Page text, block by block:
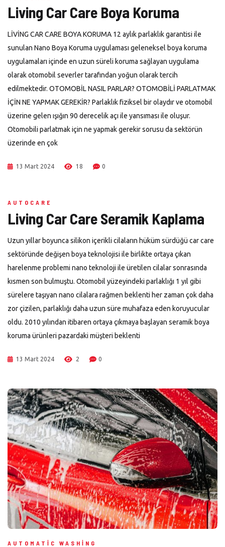
Living Car Care Boya Koruma
LİVİNG CAR CARE BOYA KORUMA 12 aylık parlaklık garantisi ile
sunulan Nano Boya Koruma uygulaması geleneksel boya koruma
uygulamaları içinde en uzun süreli koruma sağlayan uygulama
olarak otomobil severler tarafından yoğun olarak tercih
edilmektedir. OTOMOBİL NASIL PARLAR? OTOMOBİLİ PARLATMAK
İÇİN NE YAPMAK GEREKİR? Parlaklık fiziksel bir olaydır ve otomobil
üzerine gelen ışığın 90 derecelik açı ile yansıması ile oluşur.
Otomobili parlatmak için ne yapmak gerekir sorusu da sektörün
üzerinde en çok
13 Mart 2024 18 0
AUTOCARE
Living Car Care Seramik Kaplama
Uzun yıllar boyunca silikon içerikli cilaların hüküm sürdüğü car care
sektöründe değişen boya teknolojisi ile birlikte ortaya çıkan
harelenme problemi nano teknoloji ile üretilen cilalar sonrasında
kısmen son bulmuştu. Otomobil yüzeyindeki parlaklığı 1 yıl gibi
sürelere taşıyan nano cilalara rağmen beklenti her zaman çok daha
zor çizilen, parlaklığı daha uzun süre muhafaza eden koruyucular
oldu. 2010 yılından itibaren ortaya çıkmaya başlayan seramik boya
koruma ürünleri pazardaki müşteri beklenti
13 Mart 2024 2 0
AUTOMATIC WASHING